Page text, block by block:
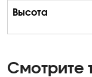
Высота
Смотрите